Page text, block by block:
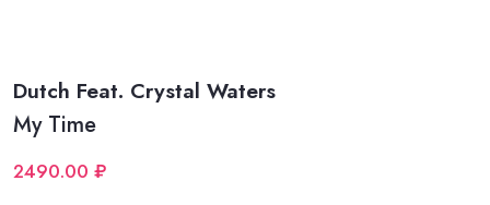
Dutch Feat. Crystal Waters
My Time
2490.00 ₽